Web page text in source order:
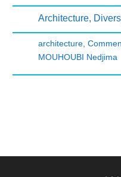
Architecture, Divers
architecture,
MOUHOUBI Nedjima